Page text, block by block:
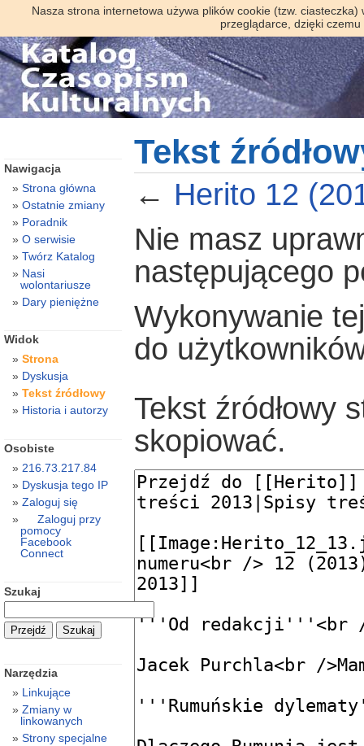
Nasza strona internetowa używa plików cookie (tzw.
przeglądarce, dzięki
Tekst
← Herito 12
Nie masz
następującego
Wykonywanie
do
Tekst źródłowy
skopiować.
Nawigacja
Strona główna
Ostatnie zmiany
Poradnik
O serwisie
Twórz Katalog
Nasi
wolontariusze
Dary pieniężne
Widok
Strona
Dyskusja
Tekst źródłowy
Historia i autorzy
Osobiste
216.73.217.84
Dyskusja tego IP
Zaloguj się
Zaloguj przy
pomocy
Facebook
Connect
Szukaj
Narzędzia
Linkujące
Zmiany w
linkowanych
Strony specjalne